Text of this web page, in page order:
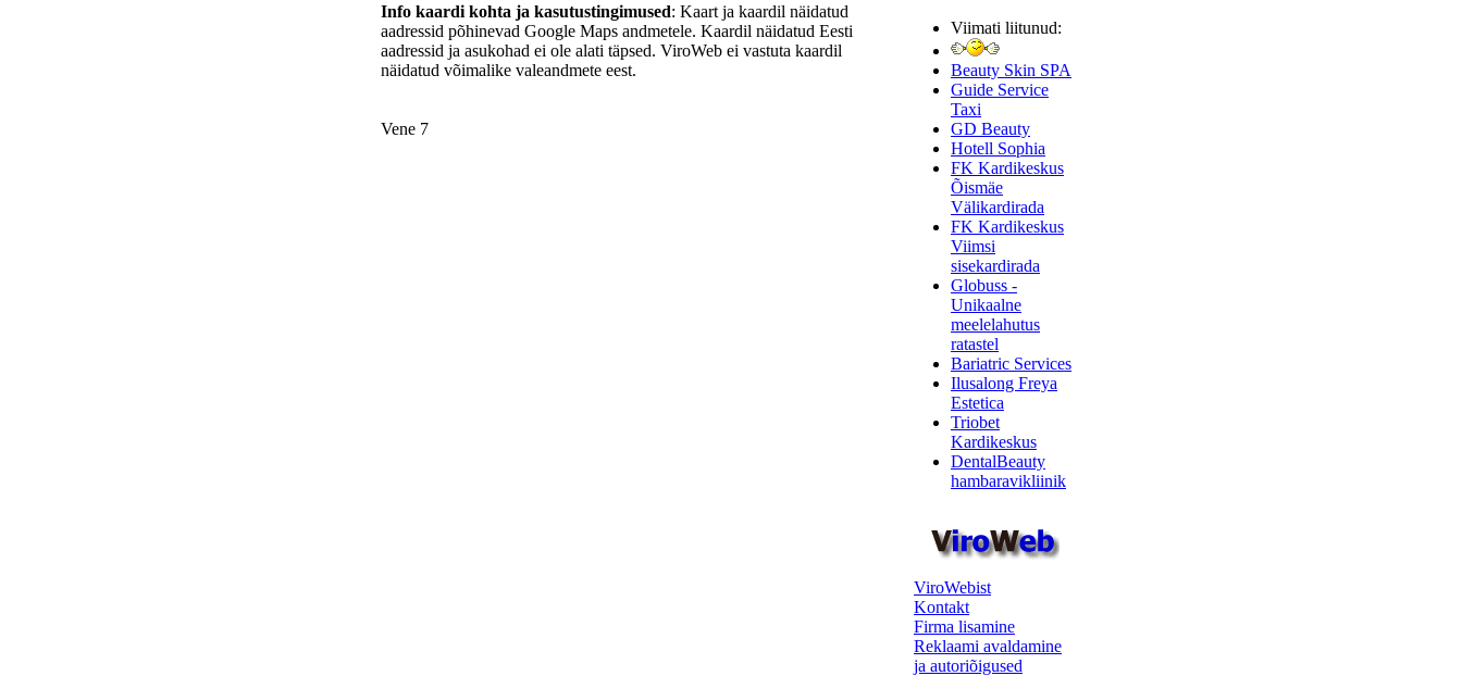
Info kaardi kohta ja kasutustingimused: Kaart ja kaardil näidatud
aadressid põhinevad Google Maps andmetele. Kaardil näidatud Eesti
aadressid ja asukohad ei ole alati täpsed. ViroWeb ei vastuta kaardil
näidatud võimalike valeandmete eest.
Vene 7
Viimati liitunud:
Beauty Skin SPA
Guide Service
Taxi
GD Beauty
Hotell Sophia
FK Kardikeskus
Õismäe
Välikardirada
FK Kardikeskus
Viimsi
sisekardirada
Globuss -
Unikaalne
meelelahutus
ratastel
Bariatric Services
Ilusalong Freya
Estetica
Triobet
Kardikeskus
DentalBeauty
hambaravikliinik
ViroWebist
Kontakt
Firma lisamine
Reklaami avaldamine
ja autoriõigused